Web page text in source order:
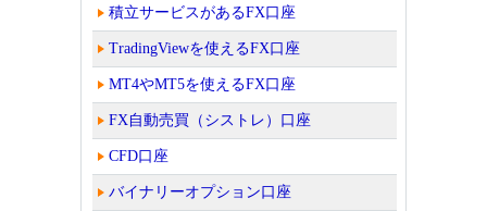
積立サービスがあるFX口座
TradingViewを使えるFX口座
MT4やMT5を使えるFX口座
FX自動売買（シストレ）口座
CFD口座
バイナリーオプション口座